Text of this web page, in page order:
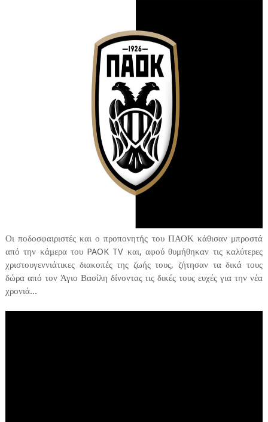
Οι ποδοσφαιριστές και ο προπονητής του ΠΑΟΚ κάθισαν μπροστά
από την κάμερα του PAOK TV και, αφού θυμήθηκαν τις καλύτερες
χριστουγεννιάτικες διακοπές της ζωής τους, ζήτησαν τα δικά τους
δώρα από τον Άγιο Βασίλη δίνοντας τις δικές τους ευχές για την νέα
χρονιά...